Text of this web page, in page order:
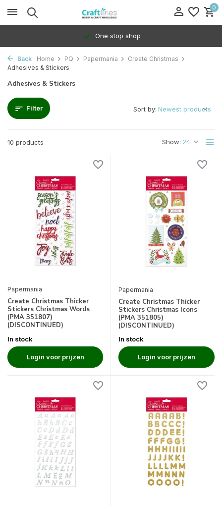
0
One stop shop
Back Home PQ Papermania
Create Christmas
Adhesives & Stickers
Adhesives & Stickers
Filter
10 products Show:
Sort by:
Papermania
Create Christmas Thicker
Stickers Christmas Words
(PMA 351807)
(DISCONTINUED)
In stock
Login voor prijzen
Papermania
Create Christmas Thicker
Stickers Christmas Icons
(PMA 351805)
(DISCONTINUED)
In stock
Login voor prijzen